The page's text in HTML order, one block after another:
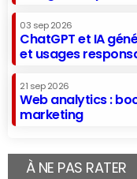
03 sep 2026
ChatGPT et IA
et usages
21 sep 2026
Web analytics :
marketing
À NE PAS RATER